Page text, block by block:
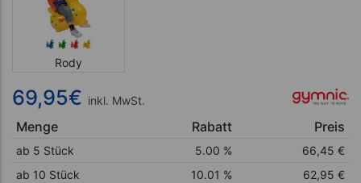
Rody
69,95€ inkl. MwSt.
Menge Rabatt Preis
ab 5 Stück 5.00 % 66,45€
ab 10 Stück
10.01 % 62,95€